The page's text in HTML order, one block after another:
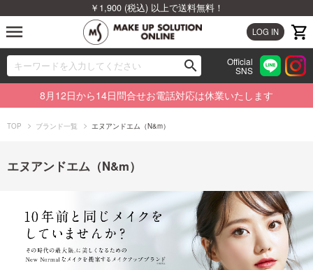
￥1,900 (税込) 以上で送料無料！
LOG IN
menu
search
00
Official
SNS
ブランドから探す
カテゴリから探す
特集から探す
ビューティジャーナルから探す
8月12日から14日問合せお電話対応は休業いたします
TOP ブランド一覧 エヌアンドエム（N&m）
エヌアンドエム（N&m）